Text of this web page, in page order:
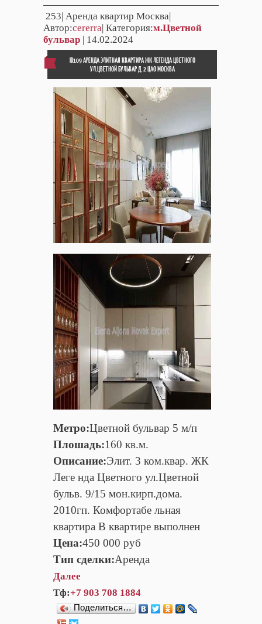
253| Аренда квартир Москва|
Автор:cererra| Категория:м.Цветной
бульвар | 14.02.2024
ID109 АРЕНДА ЭЛИТНАЯ КВАРТИРА ЖК ЛЕГЕНДА ЦВЕТНОГО
УЛ.ЦВЕТНОЙ БУЛЬВАР Д. 2 ЦАО МОСКВА
Метро:Цветной бульвар 5 м/п
Плошадь:160 кв.м.
Описание:Элит. 3 ком.квар. ЖК
Леге нда Цветного ул.Цветной
бульв. 9/15 мон.кирп.дома.
2010гп. Комфортабе льная
квартира В квартире выполнен
Цена:450 000 руб
Тип сделки:Аренда
Далее
Тф:+7 903 708 1884
Поделиться…